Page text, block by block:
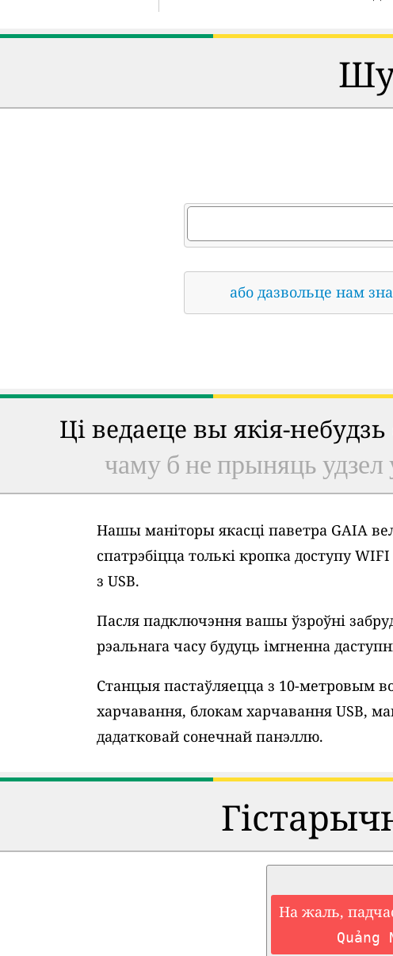
або дазвольце нам
Ці ведаеце вы якія-
чаму б не прыняць удзел
Нашы маніторы якасці паветра GAIA
спатрэбіцца толькі кропка доступу
з USB.
Пасля падключэння вашы ўзроўні
рэальнага часу будуць імгненна
Станцыя пастаўляецца з 10-метровым
харчавання, блокам харчавання USB,
дадатковай сонечнай панэллю.
На жаль,